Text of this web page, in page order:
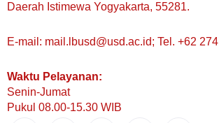
Daerah Istimewa Yogyakarta, 55281.
E-mail: mail.lbusd@usd.ac.id; Tel. +62
Waktu Pelayanan:
Senin-Jumat
Pukul 08.00-15.30 WIB